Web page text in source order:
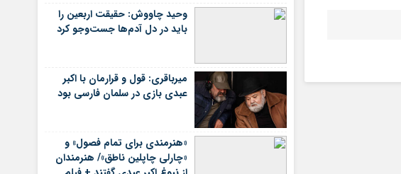
وحید چاووش: حقیقت اربعین را
باید در دل آدم‌ها جست‌وجو کرد
میرباقری: قول و قرارمان با اکبر
عبدی بازی در سلمان فارسی بود
«هنرمندی برای تمام فصول» و
«چارلی چاپلین ناطق»/ هنرمندان